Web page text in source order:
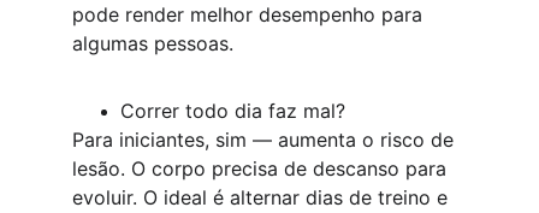
pode render melhor desempenho para
algumas pessoas.
Correr todo dia faz mal?
Para iniciantes, sim — aumenta o risco de
lesão. O corpo precisa de descanso para
evoluir. O ideal é alternar dias de treino e